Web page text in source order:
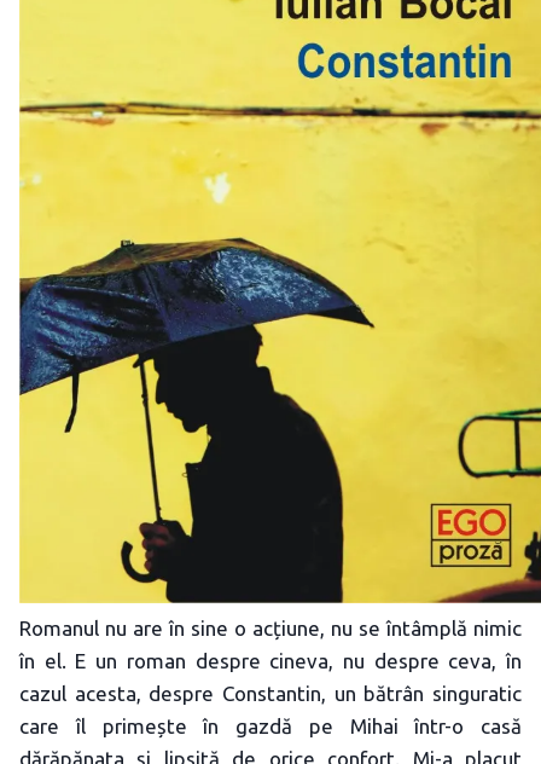
Romanul nu are în sine o acțiune, nu se întâmplă nimic
în el. E un roman despre cineva, nu despre ceva, în
cazul acesta, despre Constantin, un bătrân singuratic
care îl primește în gazdă pe Mihai într-o casă
dărăpănata și lipsită de orice confort. Mi-a placut